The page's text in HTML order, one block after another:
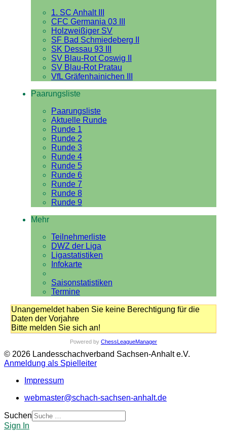
1. SC Anhalt III
CFC Germania 03 III
Holzweißiger SV
SF Bad Schmiedeberg II
SK Dessau 93 III
SV Blau-Rot Coswig II
SV Blau-Rot Pratau
VfL Gräfenhainichen III
Paarungsliste
Paarungsliste
Aktuelle Runde
Runde 1
Runde 2
Runde 3
Runde 4
Runde 5
Runde 6
Runde 7
Runde 8
Runde 9
Mehr
Teilnehmerliste
DWZ der Liga
Ligastatistiken
Infokarte
Saisonstatistiken
Termine
Unangemeldet haben Sie keine Berechtigung für die
Daten der Vorjahre
Bitte melden Sie sich an!
Powered by ChessLeagueManager
© 2026 Landesschachverband Sachsen-Anhalt e.V.
Anmeldung als Spielleiter
Impressum
webmaster@schach-sachsen-anhalt.de
Suchen
Sign In